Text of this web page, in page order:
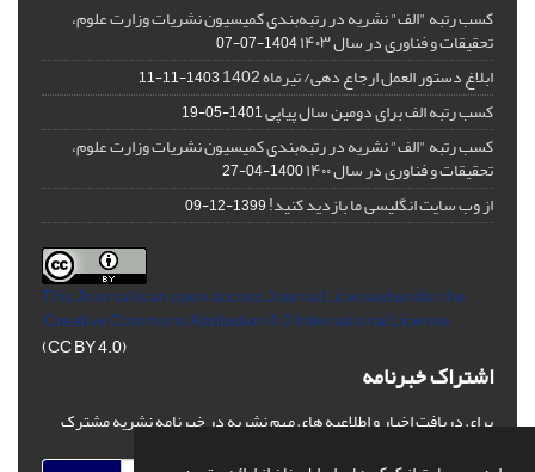
کسب رتبه "الف" نشریه در رتبه‌بندی کمیسیون نشریات وزارت علوم،
تحقیقات و فناوری در سال ۱۴۰۳ 1404-07-07
ابلاغ دستور العمل ارجاع دهی/ تیرماه 1402 1403-11-11
کسب رتبه الف برای دومین سال پیاپی1401-05-19
کسب رتبه "الف" نشریه در رتبه‌بندی کمیسیون نشریات وزارت علوم،
تحقیقات و فناوری در سال ۱۴۰۰ 1400-04-27
از وب سایت انگلیسی ما بازدید کنید!1399-12-09
This Journal is an open access Journal Licensedunder the
Creative Commons Attribution 4.0 International License
(CC BY 4.0)
اشتراک خبرنامه
برای دریافت اخبار و اطلاعیه های مهم نشریه در خبرنامه نشریه مشترک